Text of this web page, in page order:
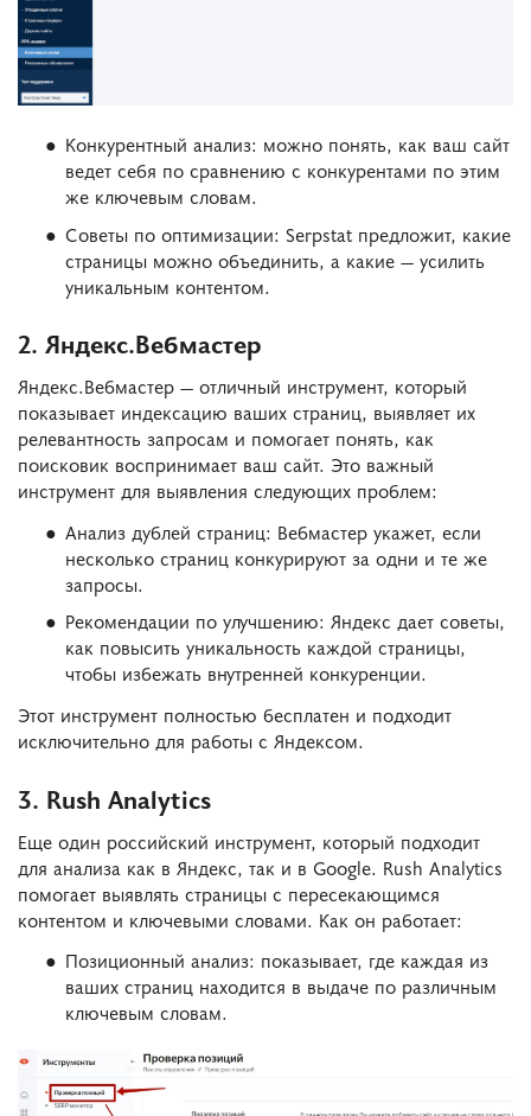
Конкурентный анализ: можно понять, как ваш сайт
ведет себя по сравнению с конкурентами по этим
же ключевым словам.
Советы по оптимизации: Serpstat предложит, какие
страницы можно объединить, а какие — усилить
уникальным контентом.
2. Яндекс.Вебмастер
Яндекс.Вебмастер — отличный инструмент, который
показывает индексацию ваших страниц, выявляет их
релевантность запросам и помогает понять, как
поисковик воспринимает ваш сайт. Это важный
инструмент для выявления следующих проблем:
Анализ дублей страниц: Вебмастер укажет, если
несколько страниц конкурируют за одни и те же
запросы.
Рекомендации по улучшению: Яндекс дает советы,
как повысить уникальность каждой страницы,
чтобы избежать внутренней конкуренции.
Этот инструмент полностью бесплатен и подходит
исключительно для работы с Яндексом.
3. Rush Analytics
Еще один российский инструмент, который подходит
для анализа как в Яндекс, так и в Google. Rush Analytics
помогает выявлять страницы с пересекающимся
контентом и ключевыми словами. Как он работает:
Позиционный анализ: показывает, где каждая из
ваших страниц находится в выдаче по различным
ключевым словам.